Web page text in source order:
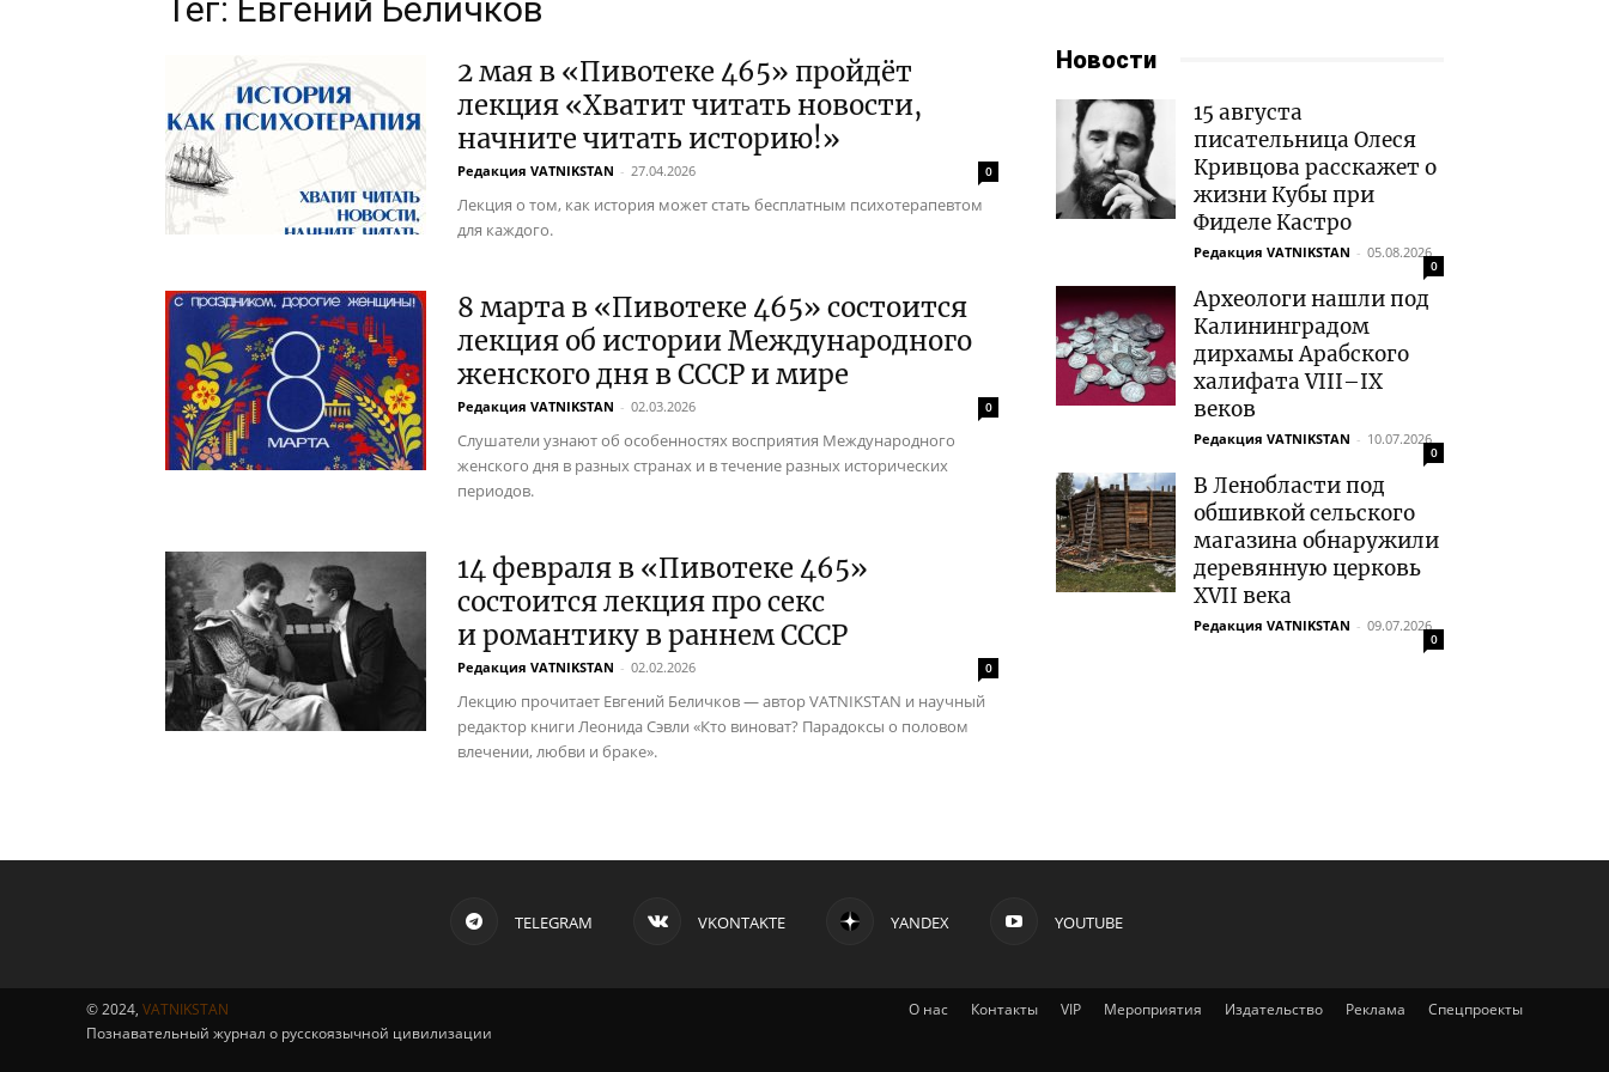
Тег: Евгений Беличков
2 мая в «Пивотеке 465» пройдёт
лекция «Хватит читать новости,
начните читать историю!»
Редакция VATNIKSTAN - 27.04.2026 0
Лекция о том, как история может стать бесплатным психотерапевтом
для каждого.
8 марта в «Пивотеке 465» состоится
лекция об истории Международного
женского дня в СССР и мире
Редакция VATNIKSTAN - 02.03.2026 0
Слушатели узнают об особенностях восприятия Международного
женского дня в разных странах и в течение разных исторических
периодов.
14 февраля в «Пивотеке 465»
состоится лекция про секс
и романтику в раннем СССР
Редакция VATNIKSTAN - 02.02.2026 0
Лекцию прочитает Евгений Беличков — автор VATNIKSTAN и научный
редактор книги Леонида Сэвли «Кто виноват? Парадоксы о половом
влечении, любви и браке».
Новости
15 августа
писательница Олеся
Кривцова расскажет о
жизни Кубы при
Фиделе Кастро
Редакция VATNIKSTAN - 05.08.2026
0
Археологи нашли под
Калининградом
дирхамы Арабского
халифата VIII–IX
веков
Редакция VATNIKSTAN - 10.07.2026
0
В Ленобласти под
обшивкой сельского
магазина обнаружили
деревянную церковь
XVII века
Редакция VATNIKSTAN - 09.07.2026
0
TELEGRAM VKONTAKTE YANDEX YOUTUBE
О нас Контакты VIP Мероприятия Издательство Реклама Спецпроекты
© 2024, VATNIKSTAN
Познавательный журнал о русскоязычной цивилизации